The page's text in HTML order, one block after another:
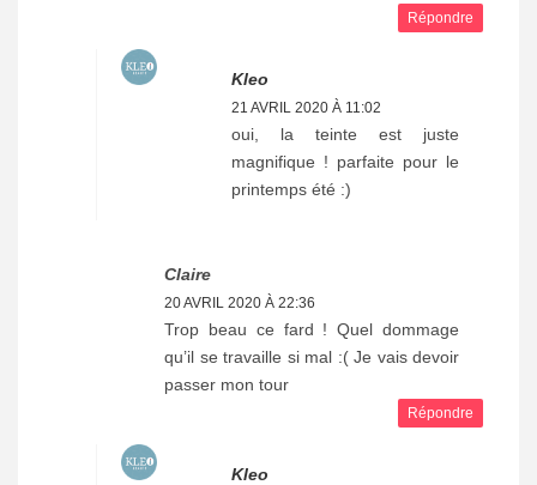
Répondre
Kleo
21 AVRIL 2020 À 11:02
oui, la teinte est juste
magnifique ! parfaite pour le
printemps été :)
Claire
20 AVRIL 2020 À 22:36
Trop beau ce fard ! Quel dommage
qu’il se travaille si mal :( Je vais devoir
passer mon tour
Répondre
Kleo